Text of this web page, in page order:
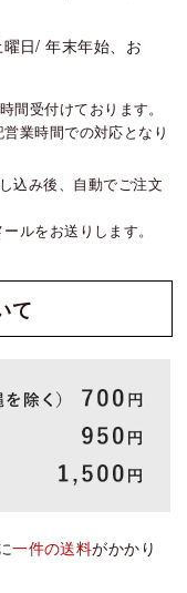
日/ 年末年始、お
間受付けております。
業時間での対応となり
込み後、自動でご注文
ルをお送りします。
て
一件の送料がかかり